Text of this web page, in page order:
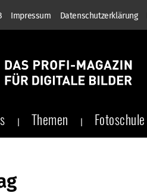
Impressum Datenschutzerklärung
Themen Fotoschule